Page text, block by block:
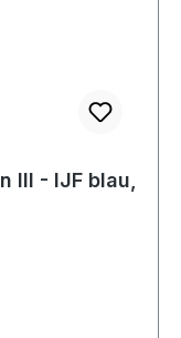
III - IJF blau,